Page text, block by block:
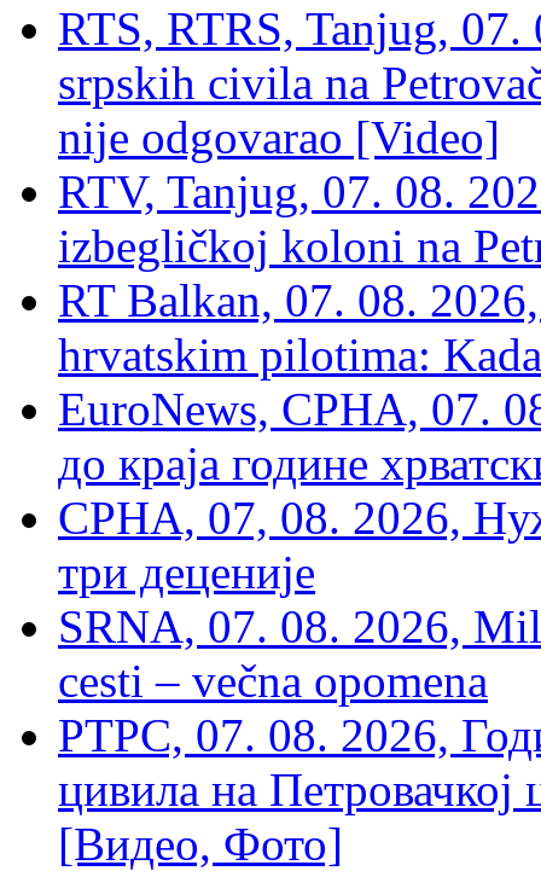
RTS, RTRS, Tanjug,
srpskih civila na
nije odgovarao [Video]
RTV, Tanjug, 07. 08.
izbegličkoj koloni na
RT Balkan, 07. 08.
hrvatskim pilotima:
EuroNews, СРНА, 07.
до краја године
СРНА, 07, 08. 2026,
три деценије
SRNA, 07. 08. 2026,
cesti – večna opomena
РТРС, 07. 08. 2026,
цивила на Петровачкој
[Видео, Фото]